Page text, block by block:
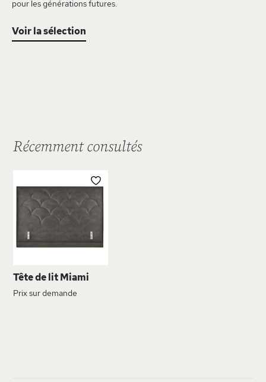
pour les générations futures.
Voir la sélection
Récemment consultés
Tête de lit Miami
Prix sur demande
À